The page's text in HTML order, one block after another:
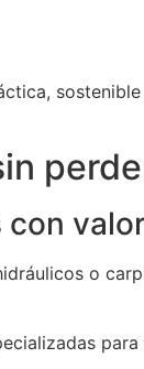
con
o